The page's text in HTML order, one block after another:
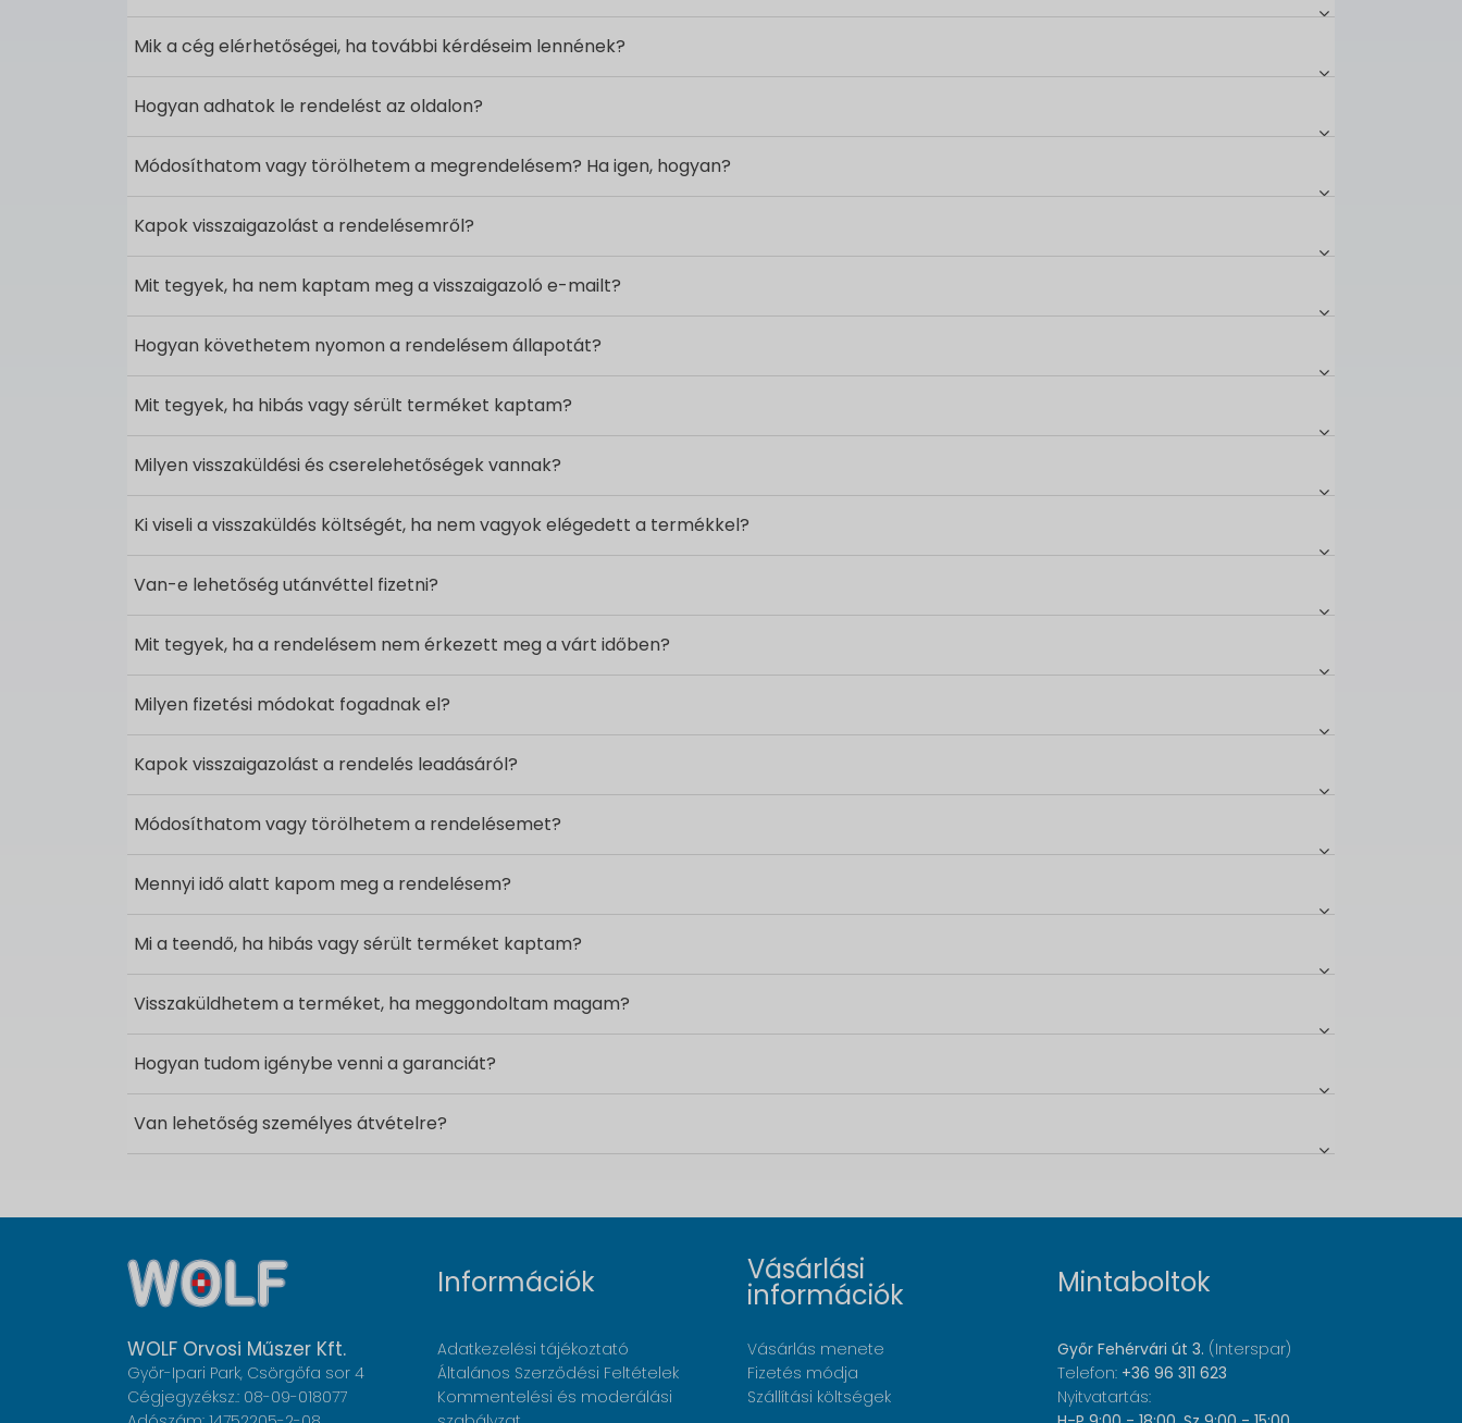
Mik a cég elérhetőségei, ha további kérdéseim lennének?
Hogyan adhatok le rendelést az oldalon?
Módosíthatom vagy törölhetem a megrendelésem? Ha igen, hogyan?
Kapok visszaigazolást a rendelésemről?
Mit tegyek, ha nem kaptam meg a visszaigazoló e-mailt?
Hogyan követhetem nyomon a rendelésem állapotát?
Mit tegyek, ha hibás vagy sérült terméket kaptam?
Milyen visszaküldési és cserelehetőségek vannak?
Ki viseli a visszaküldés költségét, ha nem vagyok elégedett a termékkel?
Van-e lehetőség utánvéttel fizetni?
Mit tegyek, ha a rendelésem nem érkezett meg a várt időben?
Milyen fizetési módokat fogadnak el?
Kapok visszaigazolást a rendelés leadásáról?
Módosíthatom vagy törölhetem a rendelésemet?
Mennyi idő alatt kapom meg a rendelésem?
Mi a teendő, ha hibás vagy sérült terméket kaptam?
Visszaküldhetem a terméket, ha meggondoltam magam?
Hogyan tudom igénybe venni a garanciát?
Van lehetőség személyes átvételre?
WOLF Orvosi Műszer Kft.
Győr-Ipari Park, Csörgőfa sor 4
Cégjegyzéksz.: 08-09-018077
Információk
Adatkezelési tájékoztató
Általános Szerződési Feltételek
Kommentelési és moderálási
Vásárlási
információk
Vásárlás menete
Fizetés módja
Szállítási költségek
Mintaboltok
Győr Fehérvári út 3. (Interspar)
Telefon: +36 96 311 623
Nyitvatartás: